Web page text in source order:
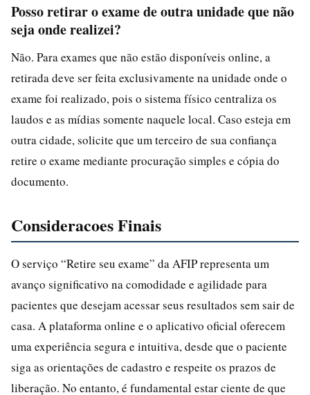
Posso retirar o exame de outra unidade que não
seja onde realizei?
Não. Para exames que não estão disponíveis online, a
retirada deve ser feita exclusivamente na unidade onde o
exame foi realizado, pois o sistema físico centraliza os
laudos e as mídias somente naquele local. Caso esteja em
outra cidade, solicite que um terceiro de sua confiança
retire o exame mediante procuração simples e cópia do
documento.
Consideracoes Finais
O serviço “Retire seu exame” da AFIP representa um
avanço significativo na comodidade e agilidade para
pacientes que desejam acessar seus resultados sem sair de
casa. A plataforma online e o aplicativo oficial oferecem
uma experiência segura e intuitiva, desde que o paciente
siga as orientações de cadastro e respeite os prazos de
liberação. No entanto, é fundamental estar ciente de que